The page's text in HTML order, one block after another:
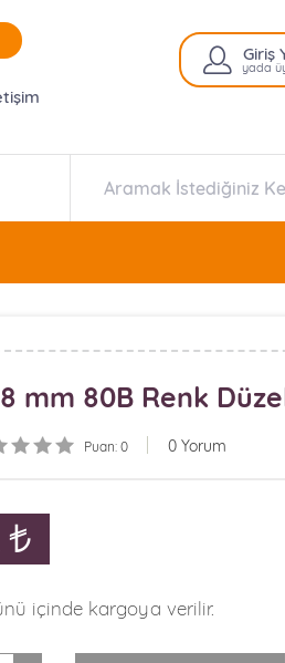
Giriş
yada
mm 80B Renk
Puan: 0 0 Yorum
içinde kargoya verilir.